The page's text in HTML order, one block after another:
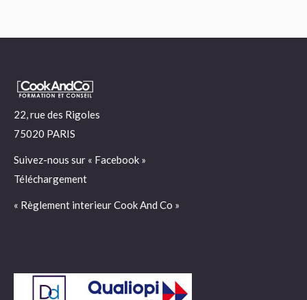
22, rue des Rigoles
75020 PARIS
Suivez-nous sur « Facebook »
Téléchargement
« Règlement interieur Cook And Co »